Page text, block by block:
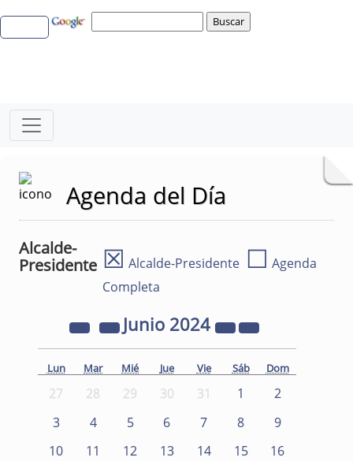
Agenda del Día
Alcalde-
Presidente ☒ Alcalde-Presidente ☐ Agenda
Completa
Junio 2024
Lun Mar Mié Jue Vie Sáb Dom
27 28 29 30 31 1
2
3
4 5 6 7 8
9
10
11 12 13 14 15
16